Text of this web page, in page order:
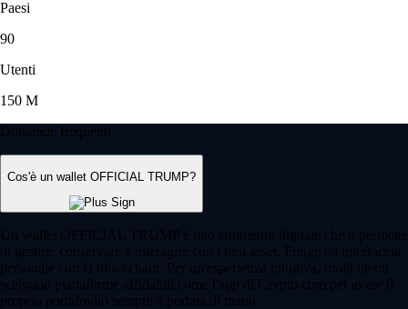
Paesi
90
Utenti
150 M
Domande frequenti
Cos'è un wallet OFFICIAL TRUMP?
Un wallet OFFICIAL TRUMP è uno strumento digitale che ti permette
di gestire, conservare e interagire con i tuoi asset. Funge da interfaccia
personale con la blockchain. Per un'esperienza intuitiva, molti utenti
scelgono piattaforme affidabili come l'app di Crypto.com per avere il
proprio portafoglio sempre a portata di mano.